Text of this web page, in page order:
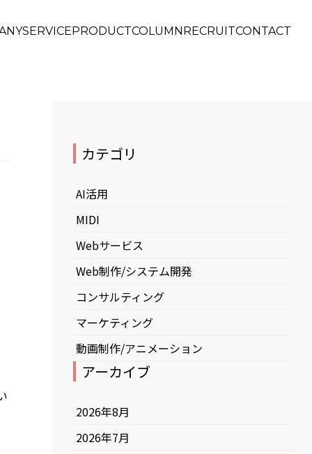
SERVICE PRODUCTCOLUMN RECRUITCONTACT
カテゴリ
AI活用
MIDI
Webサービス
Web制作/システム開発
コンサルティング
マーケティング
動画制作/アニメーション
アーカイブ
2026年8月
2026年7月